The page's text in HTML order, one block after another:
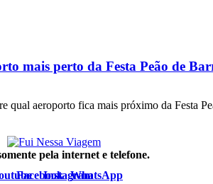
mais perto da Festa Peão de
qual aeroporto fica mais próximo da Festa
pela internet e telefone.
FacebookInstagramWhatsApp